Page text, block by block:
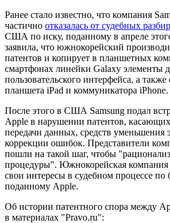
Ранее стало известно, что компания
частично отказалась от судебных
США по иску, поданному в апреле
заявила, что южнокорейский
патентов и копирует в планшетных
смартфонах линейки Galaxy элементы
пользовательского интерфейса, а
планшета iPad и коммуникатора iPhone.
После этого в США Samsung подал
Apple в нарушении патентов,
передачи данных, средств уменьшения
коррекции ошибок. Представители
пошли на такой шаг, чтобы
процедуры". Южнокорейская
свои интересы в судебном процессе по
поданному Apple.
Об истории патентного спора между
в материалах "Pravo.ru":